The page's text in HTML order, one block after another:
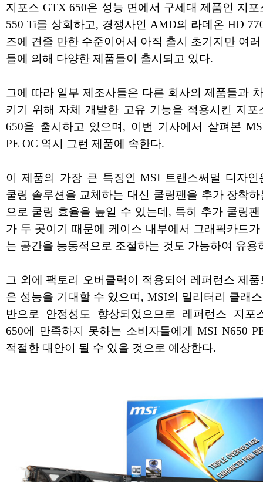
지포스 GTX 650은 성능 면에서 구세대 제품인 지포
550 Ti를 상회하고, 경쟁사인 AMD의 라데온 HD
즈에 견줄 만한 수준이어서 아직 출시 초기지만 여
들에 의해 다양한 제품들이 출시되고 있다.
그에 따라 일부 제조사들은 다른 회사의 제품들과
키기 위해 자체 개발한 고유 기능을 적용시킨 지포
650을 출시하고 있으며, 이번 기사에서 살펴본
PE OC 역시 그런 제품에 속한다.
이 제품의 가장 큰 특징인 MSI 트랜스써멀 디자인
쿨링 솔루션을 교체하는 대신 쿨링팬을 추가 장착
으로 쿨링 효율을 높일 수 있는데, 특히 추가 쿨링
가 두 곳이기 때문에 케이스 내부에서 그래픽카드
는 공간을 능동적으로 조절하는 것도 가능하여 유용
그 외에 팩토리 오버클럭이 적용되어 레퍼런스 제
은 성능을 기대할 수 있으며, MSI의 밀리터리 클래
반으로 안정성도 향상되었으므로 레퍼런스 지포
650에 만족하지 못하는 소비자들에게 MSI N650
적절한 대안이 될 수 있을 것으로 예상한다.